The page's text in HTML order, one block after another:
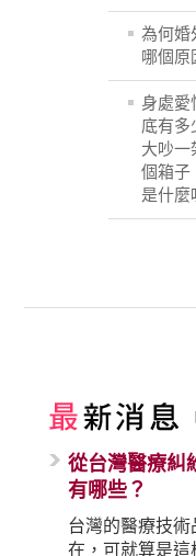
為何婚
哪個原
身處愛
底有多
大吵一
個箱子
是什麼
從台灣醫療糾
有哪些？
台灣的醫療技
在，可就算是